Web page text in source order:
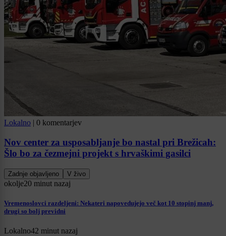
Lokalno 0 komentarjev
Nov center za usposabljanje bo nastal pri Brežicah:
Šlo bo za čezmejni projekt s hrvaškimi gasilci
Zadnje objavljeno V živo
okolje20 minut nazaj
Vremenoslovci razdeljeni: Nekateri napovedujejo več kot 10 stopinj manj,
drugi so bolj previdni
Lokalno42 minut nazaj